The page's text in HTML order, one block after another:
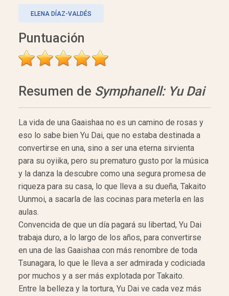
ELENA DÍAZ-VALDÉS
Puntuación
Resumen de Symphanell: Yu Dai
La vida de una Gaaishaa no es un camino de rosas y
eso lo sabe bien Yu Dai, que no estaba destinada a
convertirse en una, sino a ser una eterna sirvienta
para su oyiika, pero su prematuro gusto por la música
y la danza la descubre como una segura promesa de
riqueza para su casa, lo que lleva a su dueña, Takaito
Uunmoi, a sacarla de las cocinas para meterla en las
aulas.
Convencida de que un día pagará su libertad, Yu Dai
trabaja duro, a lo largo de los años, para convertirse
en una de las Gaaishaa con más renombre de toda
Tsunagara, lo que le lleva a ser admirada y codiciada
por muchos y a ser más explotada por Takaito.
Entre la belleza y la tortura, Yu Dai ve cada vez más